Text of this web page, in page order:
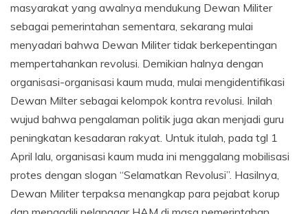
masyarakat yang awalnya mendukung Dewan Militer
sebagai pemerintahan sementara, sekarang mulai
menyadari bahwa Dewan Militer tidak berkepentingan
mempertahankan revolusi. Demikian halnya dengan
organisasi-organisasi kaum muda, mulai mengidentifikasi
Dewan Milter sebagai kelompok kontra revolusi. Inilah
wujud bahwa pengalaman politik juga akan menjadi guru
peningkatan kesadaran rakyat. Untuk itulah, pada tgl 1
April lalu, organisasi kaum muda ini menggalang mobilisasi
protes dengan slogan “Selamatkan Revolusi”. Hasilnya,
Dewan Militer terpaksa menangkap para pejabat korup